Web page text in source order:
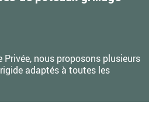
Privée, nous proposons plusieurs
rigide adaptés à toutes les